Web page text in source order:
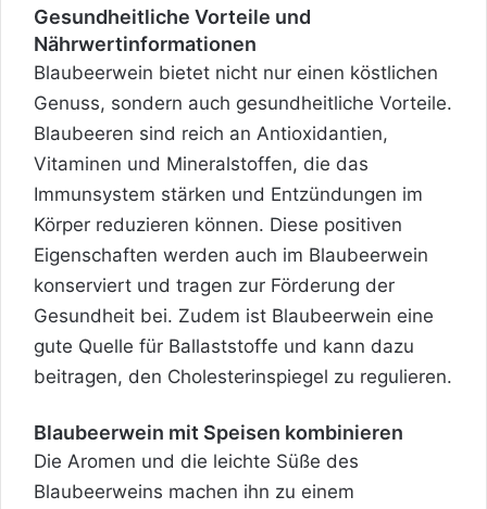
Gesundheitliche Vorteile und
Nährwertinformationen
Blaubeerwein bietet nicht nur einen köstlichen
Genuss, sondern auch gesundheitliche Vorteile.
Blaubeeren sind reich an Antioxidantien,
Vitaminen und Mineralstoffen, die das
Immunsystem stärken und Entzündungen im
Körper reduzieren können. Diese positiven
Eigenschaften werden auch im Blaubeerwein
konserviert und tragen zur Förderung der
Gesundheit bei. Zudem ist Blaubeerwein eine
gute Quelle für Ballaststoffe und kann dazu
beitragen, den Cholesterinspiegel zu regulieren.
Blaubeerwein mit Speisen kombinieren
Die Aromen und die leichte Süße des
Blaubeerweins machen ihn zu einem